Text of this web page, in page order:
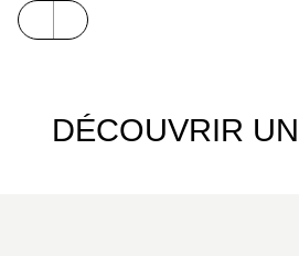
la montée des eaux, à hauteur
porté par l’écriture savoureuse
DÉCOUVRIR